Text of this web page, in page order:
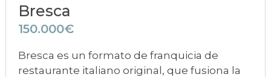
Bresca
150.000€
Bresca es un formato de franquicia de
restaurante italiano original, que fusiona la